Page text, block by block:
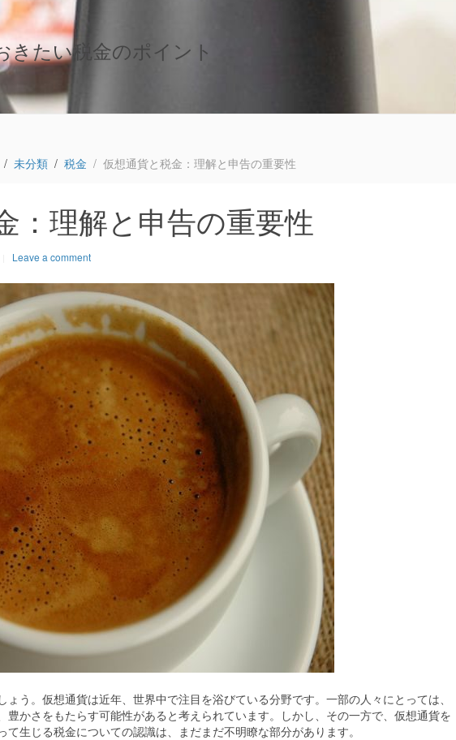
きたい税金のポイント
未分類 税金 仮想通貨と税金：理解と申告の重要性
：理解と申告の重要性
Leave a comment
う。 仮想通貨は近年、世界中で注目を浴びている分野です。一部の人々にとっては、
豊かさをもたらす可能性があると考えられています。しかし、その一方で、仮想通貨を
生じる税金についての認識は、まだまだ不明瞭な部分があります。